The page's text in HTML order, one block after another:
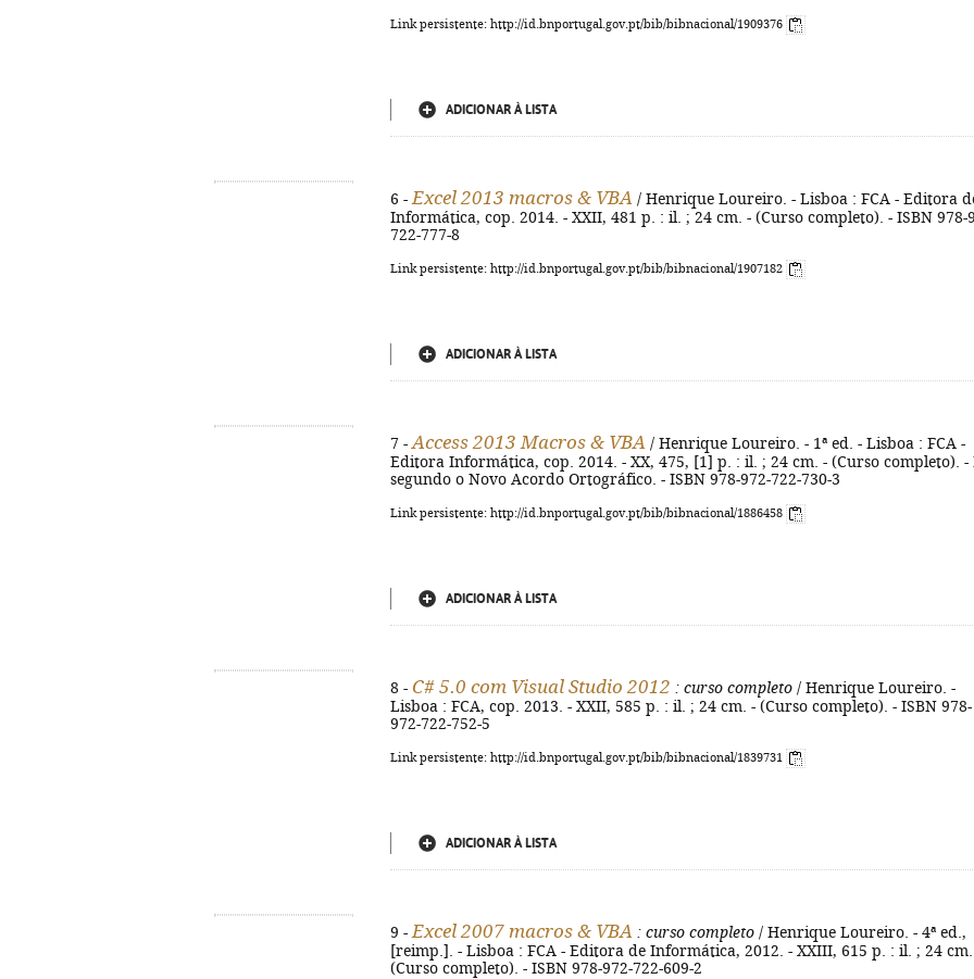
Link persistente: http://id.bnportugal.gov.pt/bib/bibnacional/1909376
ADICIONAR À LISTA
6 - Excel 2013 macros & VBA / Henrique Loureiro. - Lisboa : FCA - Editora
Informática, cop. 2014. - XXII, 481 p. : il. ; 24 cm. - (Curso completo). - ISBN 978-
722-777-8
Link persistente: http://id.bnportugal.gov.pt/bib/bibnacional/1907182
ADICIONAR À LISTA
7 - Access 2013 Macros & VBA / Henrique Loureiro. - 1ª ed. - Lisboa : FCA -
Editora Informática, cop. 2014. - XX, 475, [1] p. : il. ; 24 cm. - (Curso completo). -
segundo o Novo Acordo Ortográfico. - ISBN 978-972-722-730-3
Link persistente: http://id.bnportugal.gov.pt/bib/bibnacional/1886458
ADICIONAR À LISTA
8 - C# 5.0 com Visual Studio 2012 : curso completo / Henrique Loureiro. -
Lisboa : FCA, cop. 2013. - XXII, 585 p. : il. ; 24 cm. - (Curso completo). - ISBN 978-
972-722-752-5
Link persistente: http://id.bnportugal.gov.pt/bib/bibnacional/1839731
ADICIONAR À LISTA
9 - Excel 2007 macros & VBA : curso completo / Henrique Loureiro. - 4ª ed.,
[reimp.]. - Lisboa : FCA - Editora de Informática, 2012. - XXIII, 615 p. : il. ; 24
(Curso completo). - ISBN 978-972-722-609-2